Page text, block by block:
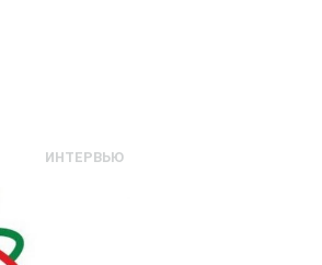
ИНТЕРВЬЮ